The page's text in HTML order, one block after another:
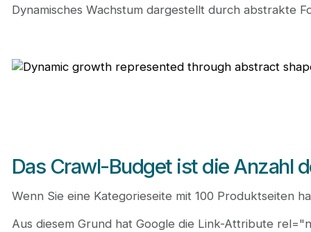
Dynamisches Wachstum dargestellt durch abstrakte
Das Crawl-Budget ist die Anzahl
Wenn Sie eine Kategorieseite mit 100 Produktseiten
Aus diesem Grund hat Google die Link-Attribute